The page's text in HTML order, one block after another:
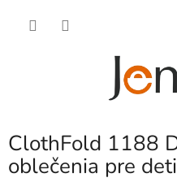
ClothFold 1188
oblečenia pre